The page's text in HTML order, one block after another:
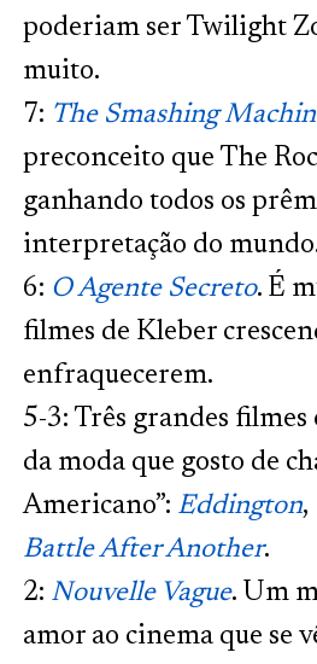
poderiam ser Twilight
muito.
7: The Smashing
preconceito que The
ganhando todos os
interpretação do
6: O Agente Secreto. É
filmes de Kleber
enfraquecerem.
5-3: Três grandes filmes
da moda que gosto de
Americano”: Eddington,
Battle After Another.
2: Nouvelle Vague. Um
amor ao cinema que se